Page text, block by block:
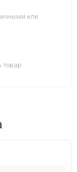
или
товар